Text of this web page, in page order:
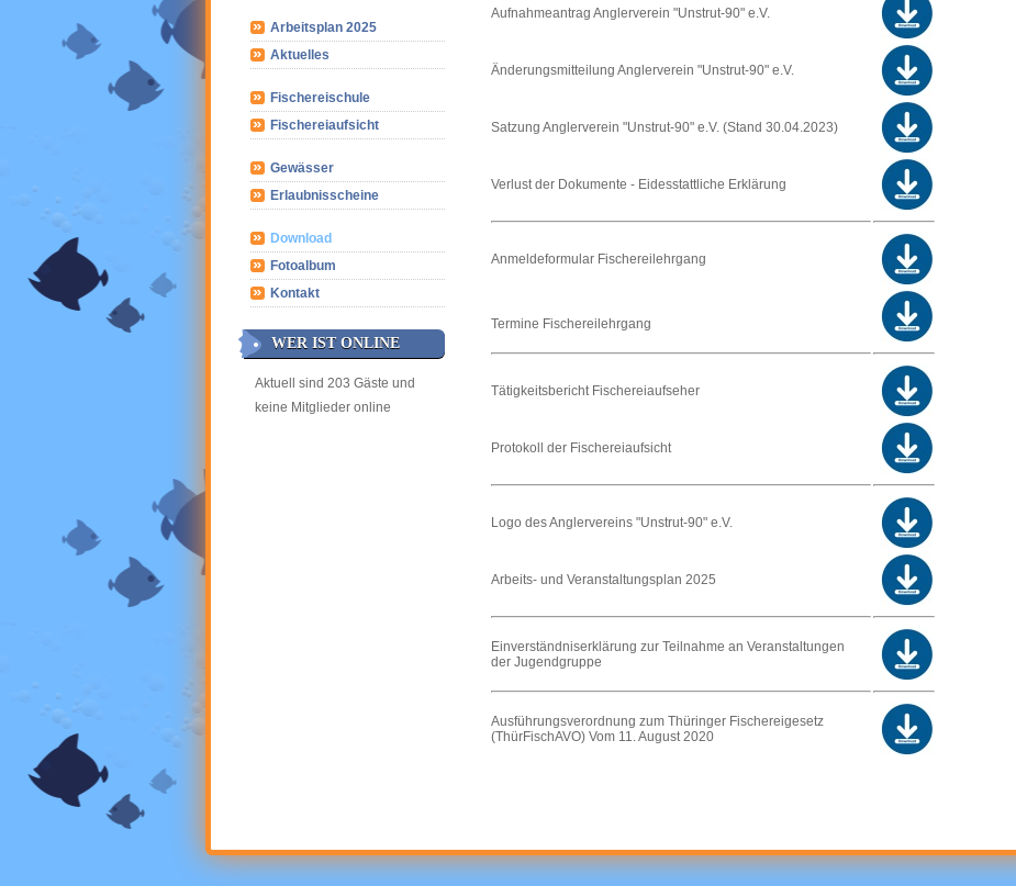
Arbeitsplan 2025
Aktuelles
Fischereischule
Fischereiaufsicht
Gewässer
Erlaubnisscheine
Download
Fotoalbum
Kontakt
WER IST ONLINE
Aktuell sind 203 Gäste und
keine Mitglieder online
Aufnahmeantrag Anglerverein "Unstrut-90" e.V.
Änderungsmitteilung Anglerverein "Unstrut-90" e.V.
Satzung Anglerverein "Unstrut-90" e.V. (Stand 30.04.2023)
Verlust der Dokumente - Eidesstattliche Erklärung
Anmeldeformular Fischereilehrgang
Termine Fischereilehrgang
Tätigkeitsbericht Fischereiaufseher
Protokoll der Fischereiaufsicht
Logo des Anglervereins "Unstrut-90" e.V.
Arbeits- und Veranstaltungsplan 2025
Einverständniserklärung zur Teilnahme an Veranstaltungen
der Jugendgruppe
Ausführungsverordnung zum Thüringer Fischereigesetz
(ThürFischAVO) Vom 11. August 2020